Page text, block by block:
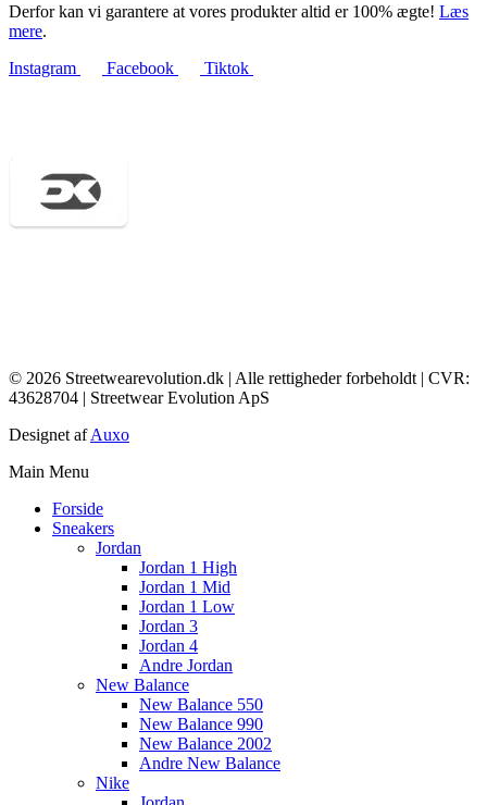
Derfor kan vi garantere at vores produkter altid er 100% ægte! Læs
mere.
Instagram
Facebook Tiktok
© 2026 Streetwearevolution.dk | Alle rettigheder forbeholdt | CVR:
43628704 | Streetwear Evolution ApS
Designet afAuxo
Main Menu
Forside
Sneakers
Jordan
Jordan 1 High
Jordan 1 Mid
Jordan 1 Low
Jordan 3
Jordan 4
Andre Jordan
New Balance
New Balance 550
New Balance 990
New Balance 2002
Andre New Balance
Nike